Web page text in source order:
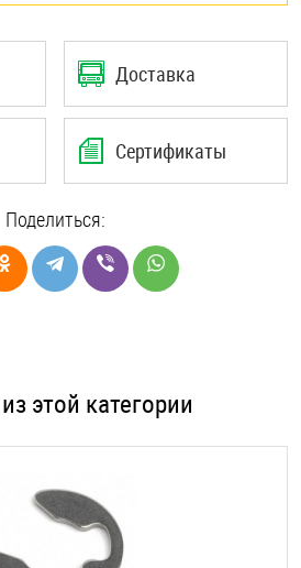
Доставка
Сертификаты
Поделиться:
этой категории